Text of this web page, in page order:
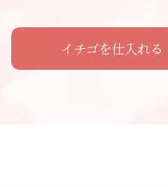
イチゴを仕入れる